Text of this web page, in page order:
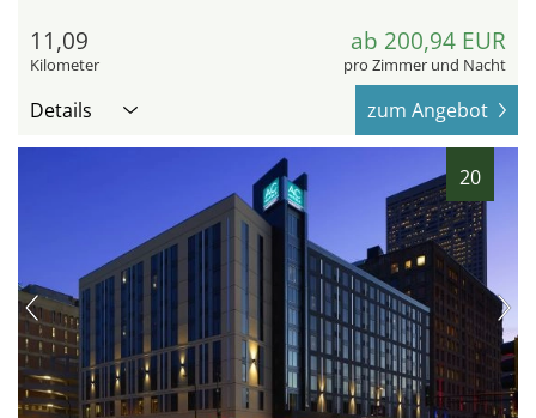
11,09
Kilometer
ab 200,94 EUR
pro Zimmer und Nacht
Details zum Angebot
20